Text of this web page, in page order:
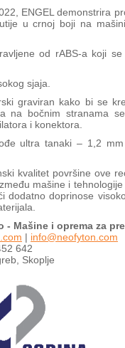
ENGEL demonstrira
u crnoj boji na
od rABS-a koji
sjaja.
graviran kako bi se
na bočnim stranama
i konektora.
ultra tanaki – 1,2
kvalitet površine ove
mašine i
dodatno doprinose
- Mašine i oprema za
| info@neofyton.com
642
Skoplje